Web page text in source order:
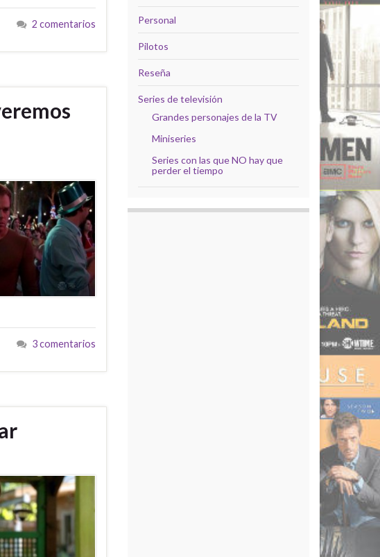
2 comentarios
3 comentarios
Personal
Pilotos
Reseña
Series de televisión
Grandes personajes de la TV
Miniseries
Series con las que NO hay que
perder el tiempo